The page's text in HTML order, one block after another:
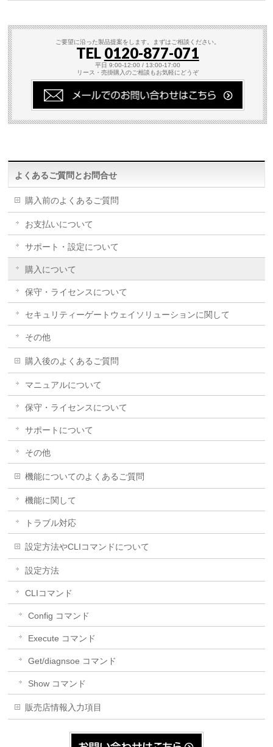
はい、問題ございません。
ユーザー登録の際に実際にご利用頂くご利用者をエンドユー
ザー様としてご登録をお願いいたします。
ご要望に沿った製品提案をします。まずはご相談ください。
TEL 0120-877-071
平日 9:00-12:00 / 13:00-17:00
リース・売掛購入のご相談もお気軽にどうぞ
よくあるご質問とお問合せ
購入前のよくあるご質問
お支払いについて
サポート・設定について
購入について
保守・ライセンスについて
セキュリティーゲートウェイソリューションに関して
その他
購入後のよくあるご質問
マニュアルについて
保守・ライセンスについて
サポートについて
その他
機能についてのよくあるご質問
機能に関して
トラブル対応
設定方法やCLIコマンドについて
設定方法
CLIコマンド
Config コマンド
Execute コマンド
Get/diagnsoe コマンド
Show コマンド
販売店情報入力項目